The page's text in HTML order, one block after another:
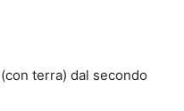
terra) dal secondo